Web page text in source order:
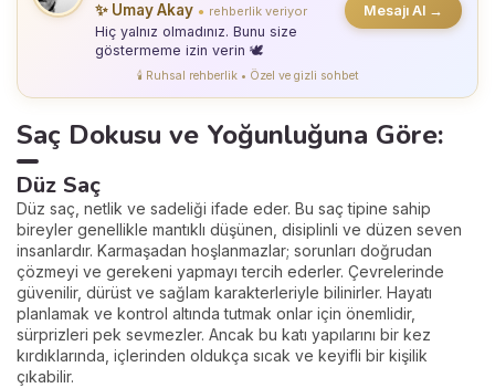
✨ Umay Akay ● rehberlik veriyor
Hiç yalnız olmadınız. Bunu size
göstermeme izin verin 🕊️
Mesajı Al →
🕯️ Ruhsal rehberlik • Özel ve gizli sohbet
Saç Dokusu ve Yoğunluğuna Göre:
Düz Saç
Düz saç, netlik ve sadeliği ifade eder. Bu saç tipine sahip
bireyler genellikle mantıklı düşünen, disiplinli ve düzen seven
insanlardır. Karmaşadan hoşlanmazlar; sorunları doğrudan
çözmeyi ve gerekeni yapmayı tercih ederler. Çevrelerinde
güvenilir, dürüst ve sağlam karakterleriyle bilinirler. Hayatı
planlamak ve kontrol altında tutmak onlar için önemlidir,
sürprizleri pek sevmezler. Ancak bu katı yapılarını bir kez
kırdıklarında, içlerinden oldukça sıcak ve keyifli bir kişilik
çıkabilir.